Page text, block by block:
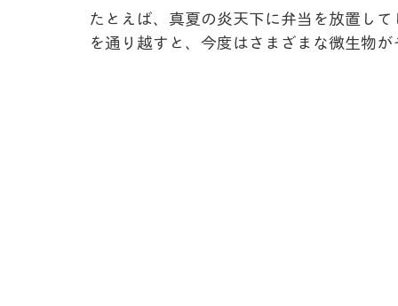
たとえば、真夏の炎天下に弁当を放置し
を通り越すと、今度はさまざまな微生物